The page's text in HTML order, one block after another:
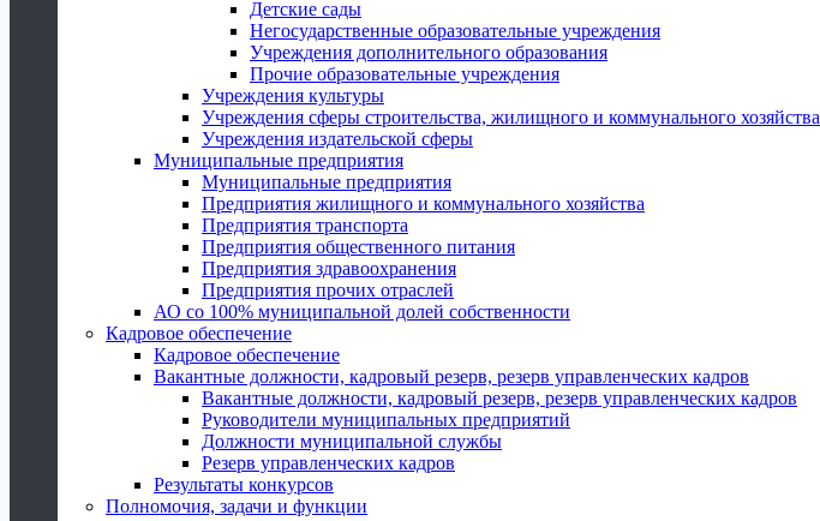
Детские сады
Негосударственные образовательные учреждения
Учреждения дополнительного образования
Прочие образовательные учреждения
Учреждения культуры
Учреждения сферы строительства, жилищного и коммунального хозяйства
Учреждения издательской сферы
Муниципальные предприятия
Муниципальные предприятия
Предприятия жилищного и коммунального хозяйства
Предприятия транспорта
Предприятия общественного питания
Предприятия здравоохранения
Предприятия прочих отраслей
АО со 100% муниципальной долей собственности
Кадровое обеспечение
Кадровое обеспечение
Вакантные должности, кадровый резерв, резерв управленческих кадров
Вакантные должности, кадровый резерв, резерв управленческих кадров
Руководители муниципальных предприятий
Должности муниципальной службы
Резерв управленческих кадров
Результаты конкурсов
Полномочия, задачи и функции